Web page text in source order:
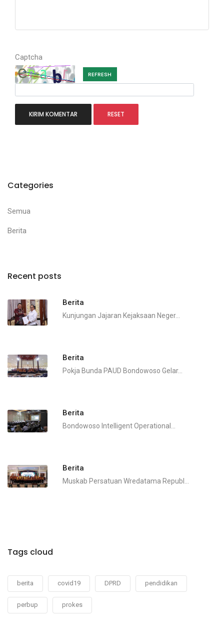
Captcha
REFRESH
Categories
Semua
Berita
Recent posts
Berita
Kunjungan Jajaran Kejaksaan Neger...
Berita
Pokja Bunda PAUD Bondowoso Gelar...
Berita
Bondowoso Intelligent Operational...
Berita
Muskab Persatuan Wredatama Republ...
Tags cloud
berita covid19 DPRD pendidikan
perbup prokes